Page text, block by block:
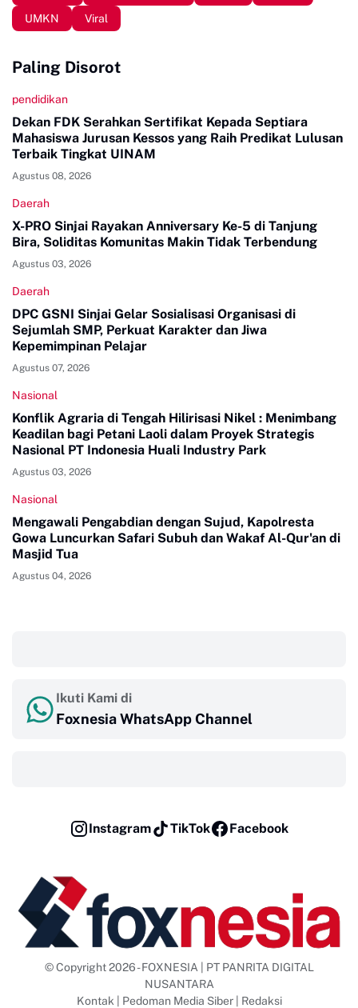
UMKN
Viral
Paling Disorot
pendidikan
Dekan FDK Serahkan Sertifikat Kepada Septiara
Mahasiswa Jurusan Kessos yang Raih Predikat Lulusan
Terbaik Tingkat UINAM
Agustus 08, 2026
Daerah
X-PRO Sinjai Rayakan Anniversary Ke-5 di Tanjung
Bira, Soliditas Komunitas Makin Tidak Terbendung
Agustus 03, 2026
Daerah
DPC GSNI Sinjai Gelar Sosialisasi Organisasi di
Sejumlah SMP, Perkuat Karakter dan Jiwa
Kepemimpinan Pelajar
Agustus 07, 2026
Nasional
Konflik Agraria di Tengah Hilirisasi Nikel : Menimbang
Keadilan bagi Petani Laoli dalam Proyek Strategis
Nasional PT Indonesia Huali Industry Park
Agustus 03, 2026
Nasional
Mengawali Pengabdian dengan Sujud, Kapolresta
Gowa Luncurkan Safari Subuh dan Wakaf Al-Qur'an di
Masjid Tua
Agustus 04, 2026
Ikuti Kami di
Foxnesia WhatsApp Channel
Instagram TikTok Facebook
© Copyright 2026 - FOXNESIA | PT PANRITA DIGITAL
NUSANTARA
Kontak
Pedoman Media Siber| Redaksi